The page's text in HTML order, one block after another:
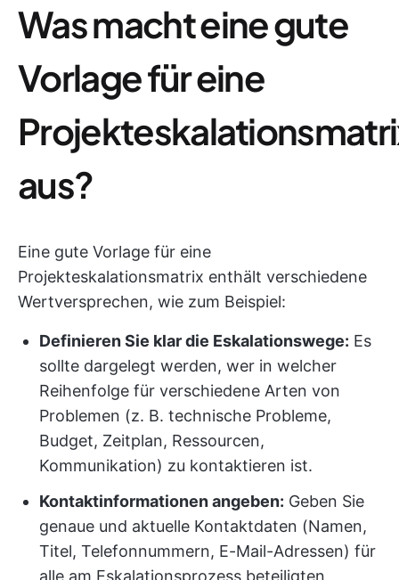
Was macht eine gute
Vorlage für eine
aus?
Eine gute Vorlage für eine
Projekteskalationsmatrix enthält verschiedene
Wertversprechen, wie zum Beispiel:
Definieren Sie klar die Eskalationswege: Es
sollte dargelegt werden, wer in welcher
Reihenfolge für verschiedene Arten von
Problemen (z. B. technische Probleme,
Budget, Zeitplan, Ressourcen,
Kommunikation) zu kontaktieren ist.
Kontaktinformationen angeben: Geben Sie
genaue und aktuelle Kontaktdaten (Namen,
Titel, Telefonnummern, E-Mail-Adressen) für
alle am Eskalationsprozess beteiligten